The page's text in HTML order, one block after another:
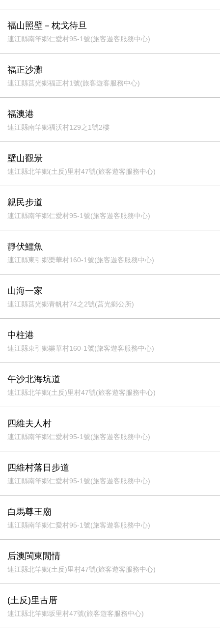
福山照壁－枕戈待旦
連江縣南竿鄉仁愛村95-1號(旅客遊客服務中心)
福正沙灘
連江縣莒光鄉福正村1號(旅客遊客服務中心)
福澳港
連江縣南竿鄉福沃村129之1號2樓
壁山觀景
連江縣北竿鄉(土反)里村47號(旅客遊客服務中心)
親民步道
連江縣南竿鄉仁愛村95-1號(旅客遊客服務中心)
靜伏鱷魚
連江縣東引鄉樂華村160-1號(旅客遊客服務中心)
山海一家
連江縣莒光鄉青帆村74之2號(莒光鄉公所)
中柱港
連江縣東引鄉樂華村160-1號(旅客遊客服務中心)
午沙北海坑道
連江縣北竿鄉(土反)里村47號(旅客遊客服務中心)
四維夫人村
連江縣南竿鄉仁愛村95-1號(旅客遊客服務中心)
四維村落日步道
連江縣南竿鄉仁愛村95-1號(旅客遊客服務中心)
白馬尊王廟
連江縣南竿鄉仁愛村95-1號(旅客遊客服務中心)
后澳閩東閒情
連江縣北竿鄉(土反)里村47號(旅客遊客服務中心)
(土反)里古厝
連江縣北竿鄉坂里村47號(旅客遊客服務中心)